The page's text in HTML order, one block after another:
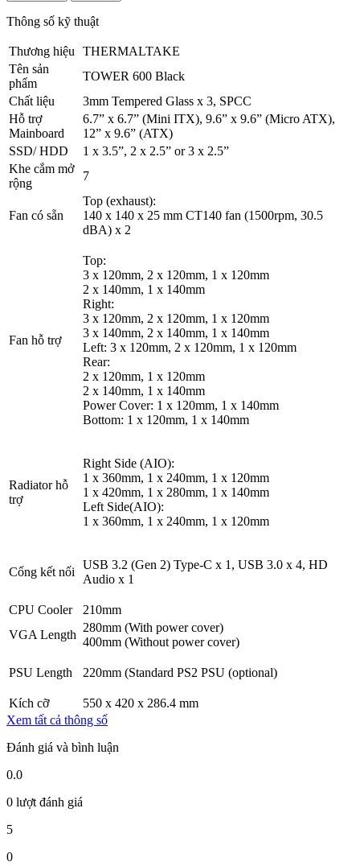
Thông số kỹ thuật
Thương hiệu
THERMALTAKE
Tên sản
phẩm
TOWER 600 Black
Chất liệu
3mm Tempered Glass x 3, SPCC
Hỗ trợ
Mainboard
6.7” x 6.7” (Mini ITX), 9.6” x 9.6” (Micro ATX),
12” x 9.6” (ATX)
SSD/ HDD
1 x 3.5”, 2 x 2.5” or 3 x 2.5”
Khe cắm mở
rộng
7
Fan có sẵn
Top (exhaust):
140 x 140 x 25 mm CT140 fan (1500rpm, 30.5
dBA) x 2
Fan hỗ trợ
Top:
3 x 120mm, 2 x 120mm, 1 x 120mm
2 x 140mm, 1 x 140mm
Right:
3 x 120mm, 2 x 120mm, 1 x 120mm
3 x 140mm, 2 x 140mm, 1 x 140mm
Left: 3 x 120mm, 2 x 120mm, 1 x 120mm
Rear:
2 x 120mm, 1 x 120mm
2 x 140mm, 1 x 140mm
Power Cover: 1 x 120mm, 1 x 140mm
Bottom: 1 x 120mm, 1 x 140mm
Radiator hỗ
trợ
Right Side (AIO):
1 x 360mm, 1 x 240mm, 1 x 120mm
1 x 420mm, 1 x 280mm, 1 x 140mm
Left Side(AIO):
1 x 360mm, 1 x 240mm, 1 x 120mm
Cổng kết nối
USB 3.2 (Gen 2) Type-C x 1, USB 3.0 x 4, HD
Audio x 1
CPU Cooler
210mm
VGA Length
280mm (With power cover)
400mm (Without power cover)
PSU Length 220mm (Standard PS2 PSU (optional)
Kích cỡ
550 x 420 x 286.4 mm
Xem tất cả thông số
Đánh giá và bình luận
0.0
0 lượt đánh giá
5
0